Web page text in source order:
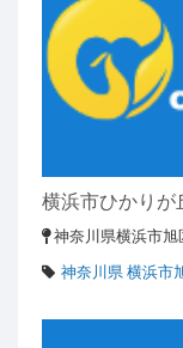
横浜市ひかりが
神奈川県横浜市
神奈川県 横浜市